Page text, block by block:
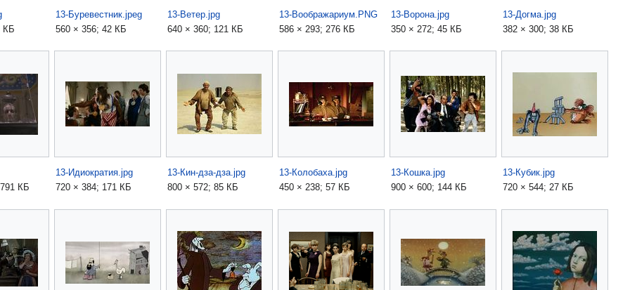
КБ
13-Буревестник.jpeg
560 × 356; 42 КБ
13-Ветер.jpg
640 × 360; 121 КБ
13-Воображариум.PNG
586 × 293; 276 КБ
13-Ворона.jpg
350 × 272; 45 КБ
13-Догма.jpg
382 × 300; 38 КБ
КБ
13-Идиократия.jpg
720 × 384; 171 КБ
13-Кин-дза-дза.jpg
800 × 572; 85 КБ
13-Колобаха.jpg
450 × 238; 57 КБ
13-Кошка.jpg
900 × 600; 144 КБ
13-Кубик.jpg
720 × 544; 27 КБ